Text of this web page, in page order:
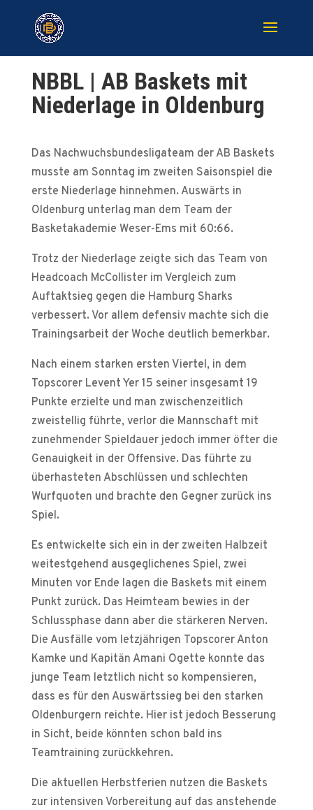
NBBL | AB Baskets mit
Niederlage in Oldenburg
Das Nachwuchsbundesligateam der AB Baskets
musste am Sonntag im zweiten Saisonspiel die
erste Niederlage hinnehmen. Auswärts in
Oldenburg unterlag man dem Team der
Basketakademie Weser-Ems mit 60:66.
Trotz der Niederlage zeigte sich das Team von
Headcoach McCollister im Vergleich zum
Auftaktsieg gegen die Hamburg Sharks
verbessert. Vor allem defensiv machte sich die
Trainingsarbeit der Woche deutlich bemerkbar.
Nach einem starken ersten Viertel, in dem
Topscorer Levent Yer 15 seiner insgesamt 19
Punkte erzielte und man zwischenzeitlich
zweistellig führte, verlor die Mannschaft mit
zunehmender Spieldauer jedoch immer öfter die
Genauigkeit in der Offensive. Das führte zu
überhasteten Abschlüssen und schlechten
Wurfquoten und brachte den Gegner zurück ins
Spiel.
Es entwickelte sich ein in der zweiten Halbzeit
weitestgehend ausgeglichenes Spiel, zwei
Minuten vor Ende lagen die Baskets mit einem
Punkt zurück. Das Heimteam bewies in der
Schlussphase dann aber die stärkeren Nerven.
Die Ausfälle vom letzjährigen Topscorer Anton
Kamke und Kapitän Amani Ogette konnte das
junge Team letztlich nicht so kompensieren,
dass es für den Auswärtssieg bei den starken
Oldenburgern reichte. Hier ist jedoch Besserung
in Sicht, beide könnten schon bald ins
Teamtraining zurückkehren.
Die aktuellen Herbstferien nutzen die Baskets
zur intensiven Vorbereitung auf das anstehende